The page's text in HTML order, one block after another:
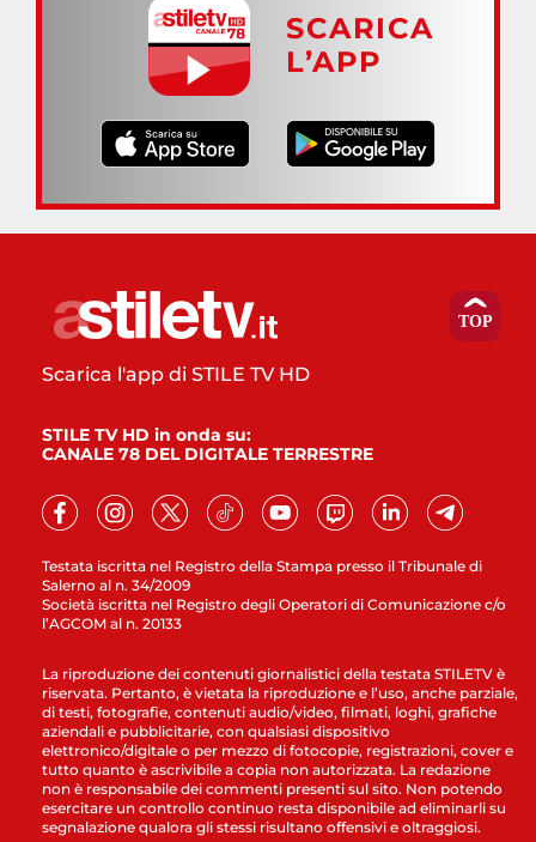
SCARICA
L’APP
Testata iscritta nel Registro della Stampa presso il Tribunale di
Salerno al n. 34/2009
Società iscritta nel Registro degli Operatori di Comunicazione c/o
l’AGCOM al n. 20133
Scarica l'app di STILE TV HD
STILE TV HD in onda su:
CANALE 78 DEL DIGITALE TERRESTRE
La riproduzione dei contenuti giornalistici della testata STILETV è
riservata. Pertanto, è vietata la riproduzione e l’uso, anche parziale,
di testi, fotografie, contenuti audio/video, filmati, loghi, grafiche
aziendali e pubblicitarie, con qualsiasi dispositivo
elettronico/digitale o per mezzo di fotocopie, registrazioni, cover e
tutto quanto è ascrivibile a copia non autorizzata. La redazione
non è responsabile dei commenti presenti sul sito. Non potendo
esercitare un controllo continuo resta disponibile ad eliminarli su
segnalazione qualora gli stessi risultano offensivi e oltraggiosi.